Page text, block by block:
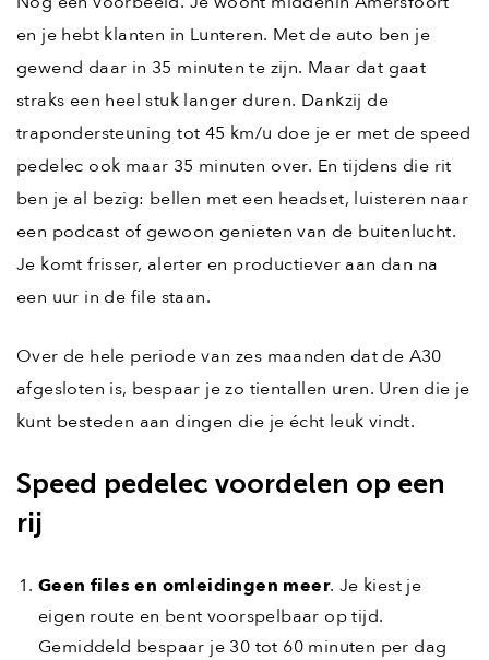
en je hebt klanten in Lunteren. Met de auto ben je
gewend daar in 35 minuten te zijn. Maar dat gaat
straks een heel stuk langer duren. Dankzij de
trapondersteuning tot 45 km/u doe je er met de speed
pedelec ook maar 35 minuten over. En tijdens die rit
ben je al bezig: bellen met een headset, luisteren naar
een podcast of gewoon genieten van de buitenlucht.
Je komt frisser, alerter en productiever aan dan na
een uur in de file staan.
Over de hele periode van zes maanden dat de A30
afgesloten is, bespaar je zo tientallen uren. Uren die je
kunt besteden aan dingen die je écht leuk vindt.
Speed pedelec voordelen op een
rij
Geen files en omleidingen meer. Je kiest je
eigen route en bent voorspelbaar op tijd.
Gemiddeld bespaar je 30 tot 60 minuten per dag